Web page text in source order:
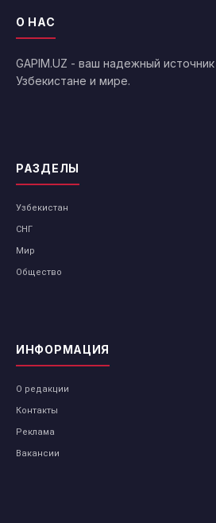
О НАС
GAPIM.UZ - ваш надежный
Узбекистане и мире.
РАЗДЕЛЫ
Узбекистан
СНГ
Мир
Общество
ИНФОРМАЦИЯ
О редакции
Контакты
Реклама
Вакансии